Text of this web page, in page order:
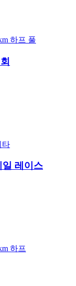
하프 풀
타
레이스
하프